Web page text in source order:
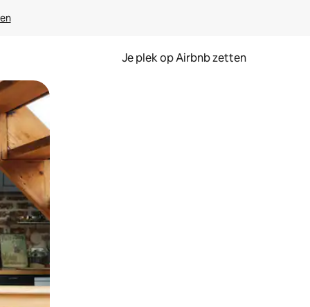
Je plek op Airbnb zetten
of swipen.